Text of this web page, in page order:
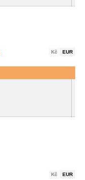
Kč EUR
Kč EUR